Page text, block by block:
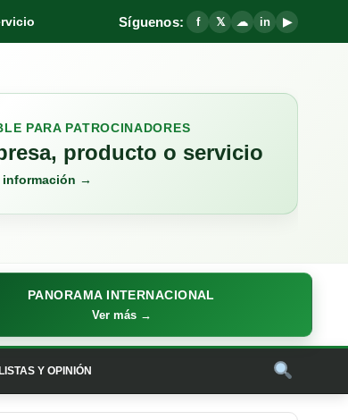
Síguenos: f 𝕏 ☁ in ▶
PARA PATROCINADORES
producto o servicio
información →
PANORAMA INTERNACIONAL
Ver más →
Y OPINIÓN